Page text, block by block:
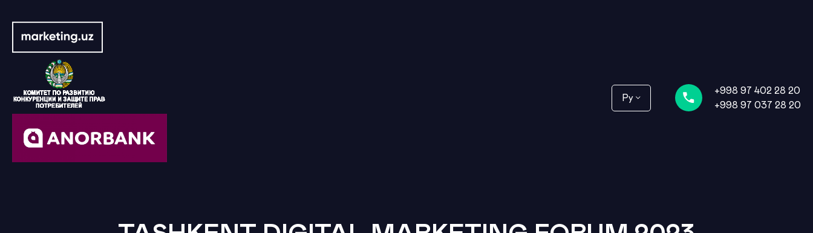
Ру
+998 97 402 28 20
+998 97 037 28 20